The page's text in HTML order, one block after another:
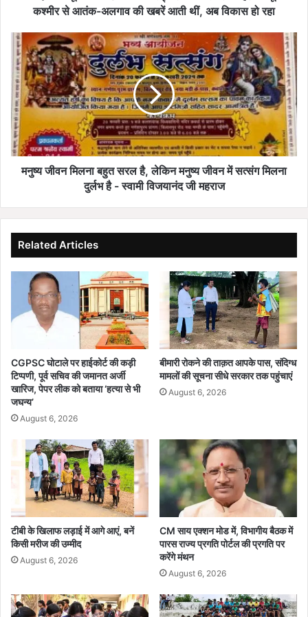
M
का
उ
द्घा
ट
न
कि
ले
से
आ
तं
क
अ
गा
ख
ब
रें
आ
,
कश्मीर से आतंक-अलगाव की खबरें आती थीं, अब विकास हो रहा
ष्य
जी
न
मि
ल
ना
है
,
ष्य
जी
व
न
में
मि
दु
र्ल
भ
है
मी
मनुष्य जीवन मिलना बहुत सरल है, लेकिन मनुष्य जीवन में सत्संग मिलना
दुर्लभ है - स्वामी विजयानंद जी महराज
Related Articles
CGPSC घोटाले पर हाईकोर्ट की कड़ी
टिप्पणी, पूर्व सचिव की जमानत अर्जी
खारिज, पेपर लीक को बताया ‘हत्या से भी
जघन्य’
August 6, 2026
बीमारी रोकने की ताक़त आपके पास, संदिग्ध
मामलों की सूचना सीधे सरकार तक पहुंचाएं
August 6, 2026
टीबी के खिलाफ लड़ाई में आगे आएं, बनें
किसी मरीज की उम्मीद
August 6, 2026
CM साय एक्शन मोड में, विभागीय बैठक में
पारस राज्य प्रगति पोर्टल की प्रगति पर
करेंगे मंथन
August 6, 2026